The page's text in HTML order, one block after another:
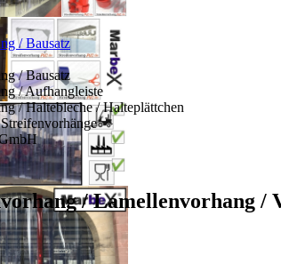
/ Lamellenvorhang /